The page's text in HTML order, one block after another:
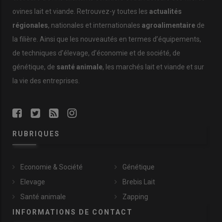
La plaine de la Crau : entre
cultivateurs et éleveurs
herbassiers
La production de
de laplaine de la Crau
unique en son genre ? La plaine de la Crau est loin d’être
un paysage naturel : cette
fait à l’ancien delta de la Durance, qui a été déviée au
construit sur la Durance pour
sécuriser la ressource en
eau
Il permet ledéveloppement de l’irrigation
la plaine, chaque parcelle de prairie est bordée d’un
ovines lait et viande. Retrouvez-y toutes les actualités
régionales, nationales et internationales agroalimentaire de
la filière. Ainsi que les nouveautés en termes d’équipements,
de techniques d’élevage, d’économie et de société, de
génétique, de santé animale, les marchés lait et viande et sur
la vie des entreprises.
RUBRIQUES
Economie & Société
Elevage
Santé animale
Génétique
Brebis Lait
Zapping
INFORMATIONS DE CONTACT